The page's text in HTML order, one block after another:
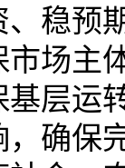
稳预
场主
层运
确保